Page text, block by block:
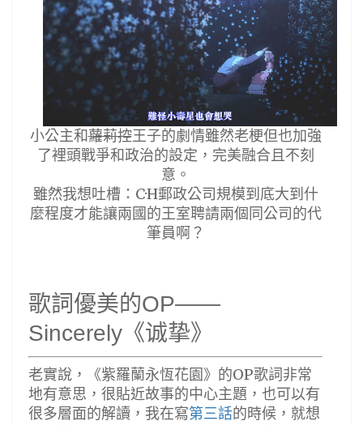
小公主和蘿莉控王子的劇情雖然老梗但也加強
了裡頭戰爭和政治的設定，完美融合且不刻
意。
雖然我想吐槽：C·H郵政公司規模到底大到什
麼程度才能讓兩國的王室聘請兩個同公司的代
筆員啊？
歌詞優美的OP——
Sincerely《诚挚》
老實說，《紫羅蘭永恆花園》的OP歌詞非常
地有意思，很貼近故事的中心主題，也可以有
很多層面的解讀，我在寫第三話的時候，就想